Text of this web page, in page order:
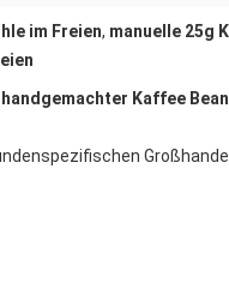
im Freien, manuelle 25g
Kaffee